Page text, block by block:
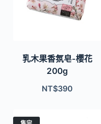
乳木果香氛皂-櫻花
200g
NT$390